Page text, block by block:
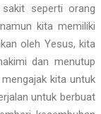
seperti orang
kita memiliki
oleh Yesus, kita
dan menutup
kita untuk
untuk berbuat